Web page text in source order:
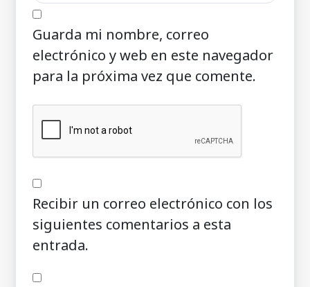
Guarda mi nombre, correo
electrónico y web en este navegador
para la próxima vez que comente.
Recibir un correo electrónico con los
siguientes comentarios a esta
entrada.